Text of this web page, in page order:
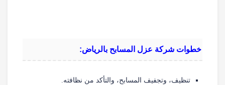
خطوات شركة عزل المسابح بالرياض:
تنظيف، وتجفيف المسابح، والتأكد من نظافته.